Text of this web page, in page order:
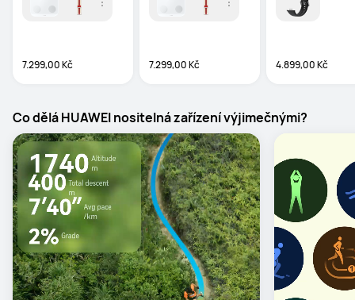
7.299,00 Kč 7.299,00 Kč 4.899,00 Kč
Co dělá HUAWEI nositelná zařízení výjimečnými?